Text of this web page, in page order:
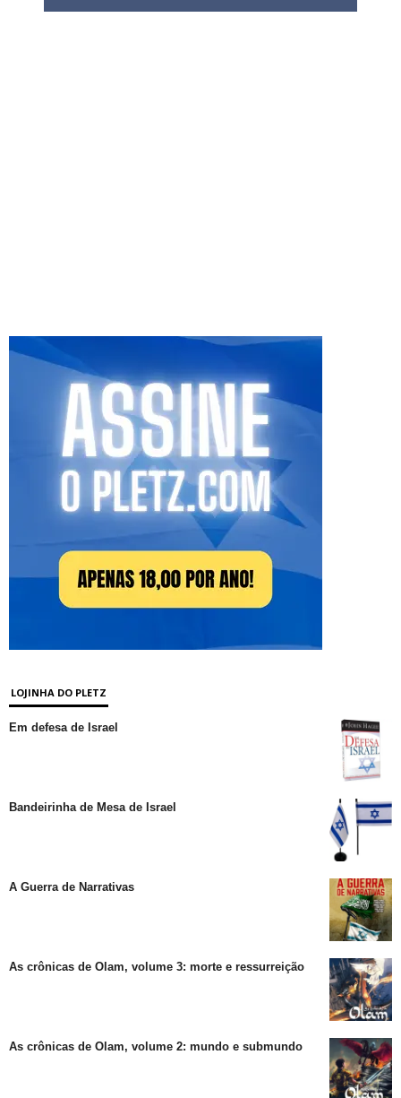
LOJINHA DO PLETZ
Em defesa de Israel
Bandeirinha de Mesa de Israel
A Guerra de Narrativas
As crônicas de Olam, volume 3: morte e ressurreição
As crônicas de Olam, volume 2: mundo e submundo